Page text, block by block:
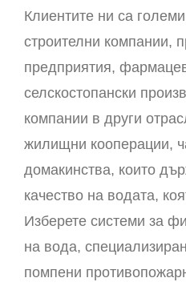
Клиентите ни са
строителни компании,
предприятия,
селскостопански
компании в други
жилищни кооперации,
домакинства, които
качество на водата,
Изберете системи за
на вода,
помпени